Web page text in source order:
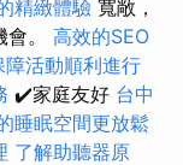
精緻體驗 寬敞，
。 高效的SEO
活動順利進行
✔️家庭友好 台中
睡眠空間更放鬆
了解助聽器原